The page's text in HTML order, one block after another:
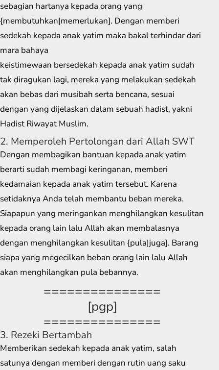
sebagian hartanya kepada orang yang
{membutuhkan|memerlukan]. Dengan memberi
sedekah kepada anak yatim maka bakal terhindar dari
mara bahaya
keistimewaan bersedekah kepada anak yatim sudah
tak diragukan lagi, mereka yang melakukan sedekah
akan bebas dari musibah serta bencana, sesuai
dengan yang dijelaskan dalam sebuah hadist, yakni
Hadist Riwayat Muslim.
2. Memperoleh Pertolongan dari Allah SWT
Dengan membagikan bantuan kepada anak yatim
berarti sudah membagi keringanan, memberi
kedamaian kepada anak yatim tersebut. Karena
setidaknya Anda telah membantu beban mereka.
Siapapun yang meringankan menghilangkan kesulitan
kepada orang lain lalu Allah akan membalasnya
dengan menghilangkan kesulitan {pula|juga]. Barang
siapa yang megecilkan beban orang lain lalu Allah
akan menghilangkan pula bebannya.
===============
[pgp]
===============
3. Rezeki Bertambah
Memberikan sedekah kepada anak yatim, salah
satunya dengan memberi dengan rutin uang saku